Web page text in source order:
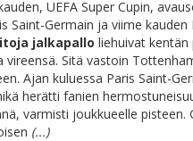
UEFA Super Cupin,
Saint-Germain ja viime
jalkapallo liehuivat kentän
vireensä. Sitä vastoin
Ajan kuluessa Paris Saint-
herätti fanien
varmisti joukkueelle
(...)